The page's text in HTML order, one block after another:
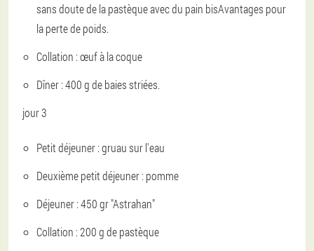
sans doute de la pastèque avec du pain bisAvantages pour
la perte de poids.
Collation : œuf à la coque
Dîner : 400 g de baies striées.
jour 3
Petit déjeuner : gruau sur l'eau
Deuxième petit déjeuner : pomme
Déjeuner : 450 gr "Astrahan"
Collation : 200 g de pastèque